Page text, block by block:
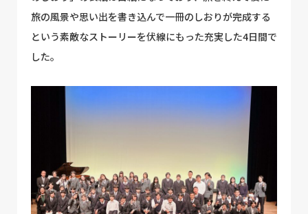
旅の風景や思い出を書き込んで一冊のしおりが完成する
という素敵なストーリーを伏線にもった充実した4日間で
した。